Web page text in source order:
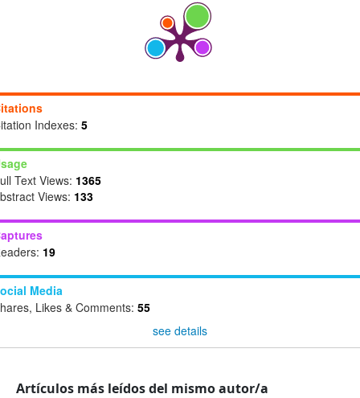
Indexes: 5
Text Views: 1365
Views: 133
19
Media
Likes & Comments: 55
see details
Artículos más leídos del mismo autor/a